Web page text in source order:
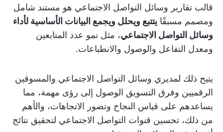
قالب تقارير وسائل التواصل الاجتماعي هو مستند شامل
ومصمم مسبقًا يتتبع ويحلل ويجمع البيانات الأساسية لأداء
وسائل التواصل الاجتماعي، مثل نمو عدد المتابعين
ومعدل التفاعل والوصول والانطباعات.
يتيح ذلك لمديري وسائل التواصل الاجتماعي والمسوقين
الرقميين وفرق التسويق الوصول إلى رؤى مهمة، مما
يساعدهم على قياس النجاح وتصور الاتجاهات، والأهم
من ذلك، تحسين قنوات التواصل الاجتماعي لتحقيق نتائج